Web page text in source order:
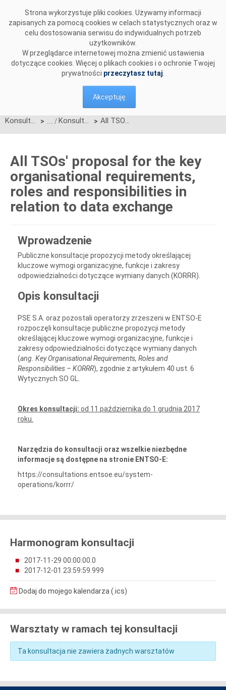
Strona wykorzystuje pliki cookies. Używamy informacji
zapisanych za pomocą cookies w celach statystycznych oraz w
celu dostosowania serwisu do indywidualnych potrzeb
użytkowników.
W przeglądarce internetowej można zmienić ustawienia
dotyczące cookies. Więcej o plikach cookies i o ochronie Twojej
prywatności przeczytasz tutaj
Akceptuję
Konsultacje > Konsultacje zakończone > All TSOs' proposal for the key organisational requirements, roles and responsibilities in relation to data exchange
All TSOs' proposal for the key
organisational requirements,
roles and responsibilities in
relation to data exchange
Wprowadzenie
Publiczne konsultacje propozycji metody określającej
kluczowe wymogi organizacyjne, funkcje i zakresy
odpowiedzialności dotyczące wymiany danych (KORRR).
Opis konsultacji
PSE S.A. oraz pozostali operatorzy zrzeszeni w ENTSO-E
rozpoczęli konsultacje publiczne propozycji metody
określającej kluczowe wymogi organizacyjne, funkcje i
zakresy odpowiedzialności dotyczące wymiany danych
(ang. Key Organisational Requirements, Roles and
Responsibilities – KORRR), zgodnie z artykułem 40 ust. 6
Wytycznych SO GL.
Okres konsultacji: od 11 października do 1 grudnia 2017
roku.
Narzędzia do konsultacji oraz wszelkie niezbędne
informacje są dostępne na stronie ENTSO-E:
https://consultations.entsoe.eu/system-
operations/korrr/
Harmonogram konsultacji
2017-11-29 00:00:00.0
2017-12-01 23:59:59.999
Dodaj do mojego kalendarza (.ics)
Warsztaty w ramach tej konsultacji
Ta konsultacja nie zawiera żadnych warsztatów